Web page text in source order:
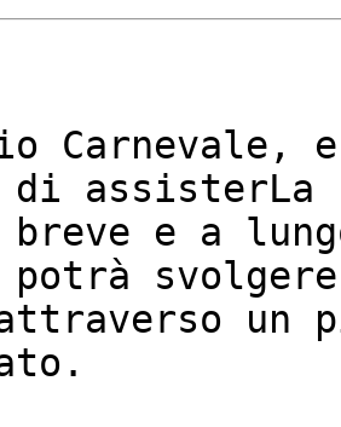
di
e a
attraverso